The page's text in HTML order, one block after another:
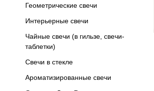
Геометрические свечи
Интерьерные свечи
Чайные свечи (в гильзе, свечи-
таблетки)
Свечи в стекле
Ароматизированные свечи